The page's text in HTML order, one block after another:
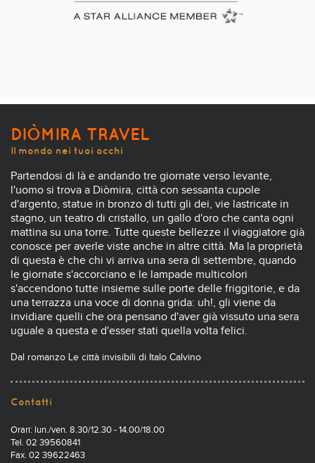
DIÒMIRA TRAVEL
Il mondo nei tuoi occhi
Partendosi di là e andando tre giornate verso levante,
l'uomo si trova a Diòmira, città con sessanta cupole
d'argento, statue in bronzo di tutti gli dei, vie lastricate in
stagno, un teatro di cristallo, un gallo d'oro che canta ogni
mattina su una torre. Tutte queste bellezze il viaggiatore già
conosce per averle viste anche in altre città. Ma la proprietà
di questa è che chi vi arriva una sera di settembre, quando
le giornate s'accorciano e le lampade multicolori
s'accendono tutte insieme sulle porte delle friggitorie, e da
una terrazza una voce di donna grida: uh!, gli viene da
invidiare quelli che ora pensano d'aver già vissuto una sera
uguale a questa e d'esser stati quella volta felici.
Dal romanzo Le città invisibili di Italo Calvino
Contatti
Orari: lun./ven. 8.30/12.30 - 14.00/18.00
Tel. 02 39560841
Fax. 02 39622463